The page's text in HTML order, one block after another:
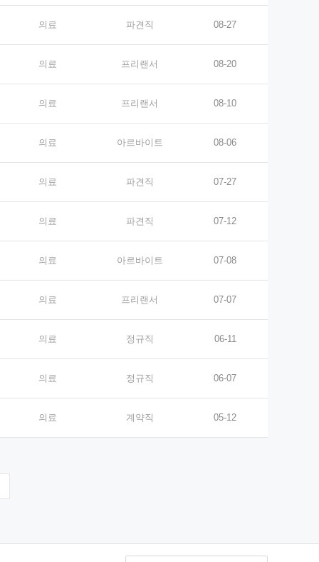
의료 파견직 08-27
의료 프리랜서 08-20
의료 프리랜서 08-10
의료 아르바이트 08-06
의료 파견직 07-27
의료 파견직 07-12
의료 아르바이트 07-08
의료 프리랜서 07-07
의료 정규직 06-11
의료 정규직 06-07
의료 계약직 05-12